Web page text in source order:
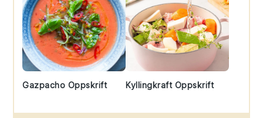
Gazpacho Oppskrift Kyllingkraft Oppskrift